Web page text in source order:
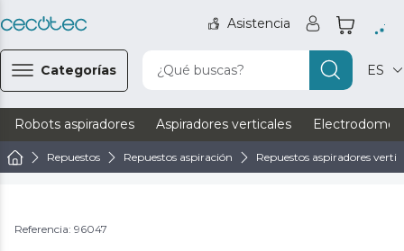
Asistencia
Categorías ¿Qué buscas? ES
Robots aspiradores Aspiradores verticales
Repuestos Repuestos aspiración Repuestos aspiradores
Referencia: 96047